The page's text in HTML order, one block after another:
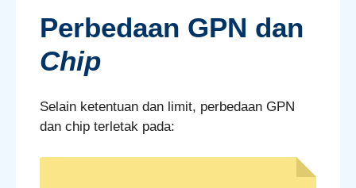
Perbedaan GPN dan
Chip
Selain ketentuan dan limit, perbedaan GPN
dan chip terletak pada: